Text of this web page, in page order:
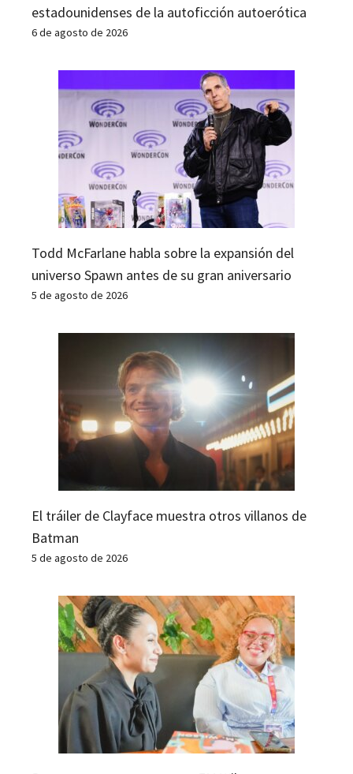
estadounidenses de la autoficción autoerótica
6 de agosto de 2026
Todd McFarlane habla sobre la expansión del
universo Spawn antes de su gran aniversario
5 de agosto de 2026
El tráiler de Clayface muestra otros villanos de
Batman
5 de agosto de 2026